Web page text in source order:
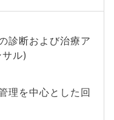
診断および治療ア
ル)
理を中心とした回